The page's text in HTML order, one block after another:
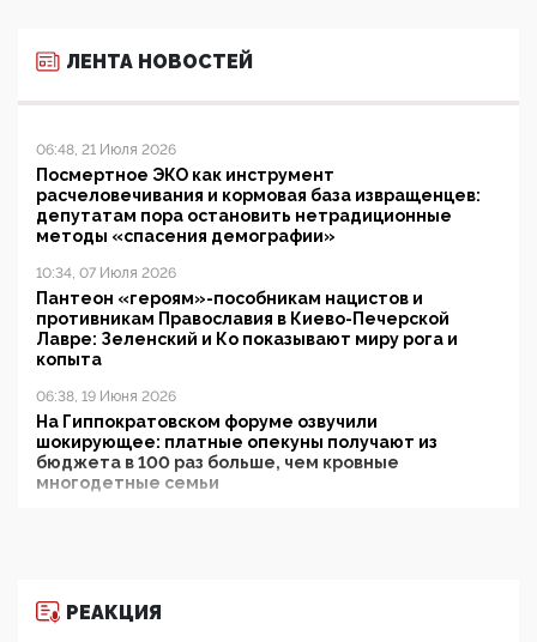
ЛЕНТА НОВОСТЕЙ
06:48, 21 Июля 2026
Посмертное ЭКО как инструмент
расчеловечивания и кормовая база извращенцев:
депутатам пора остановить нетрадиционные
методы «спасения демографии»
10:34, 07 Июля 2026
Пантеон «героям»-пособникам нацистов и
противникам Православия в Киево-Печерской
Лавре: Зеленский и Ко показывают миру рога и
копыта
06:38, 19 Июня 2026
На Гиппократовском форуме озвучили
шокирующее: платные опекуны получают из
бюджета в 100 раз больше, чем кровные
многодетные семьи
11:53, 09 Июня 2026
РЕАКЦИЯ